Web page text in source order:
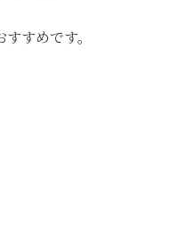
すめです。